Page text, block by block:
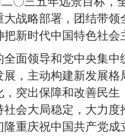
战略部署，团结带
新时代中国特色社会
面领导和党中央集
，主动构建新发展
突出保障和改善民
会大局稳定，大力
重庆祝中国共产党